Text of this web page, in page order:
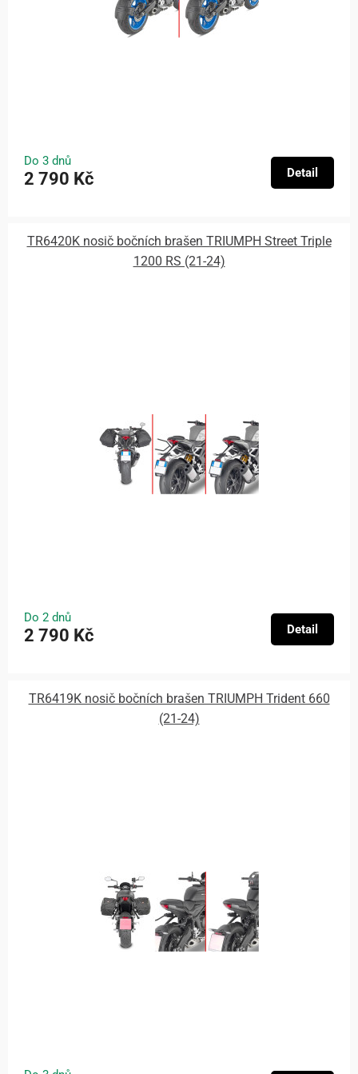
Do 3 dnů
2 790 Kč Detail
TR6420K nosič bočních brašen TRIUMPH Street Triple
1200 RS (21-24)
Do 2 dnů
2 790 Kč Detail
TR6419K nosič bočních brašen TRIUMPH Trident 660
(21-24)